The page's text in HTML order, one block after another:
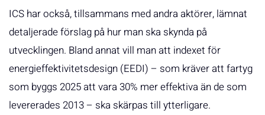
ICS har också, tillsammans med andra aktörer, lämnat
detaljerade förslag på hur man ska skynda på
utvecklingen. Bland annat vill man att indexet för
energieffektivitetsdesign (EEDI) – som kräver att fartyg
som byggs 2025 att vara 30% mer effektiva än de som
levererades 2013 – ska skärpas till ytterligare.